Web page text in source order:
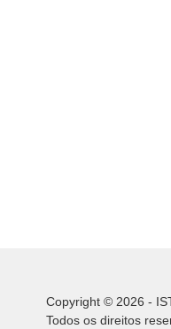
Copyright © 2026 -
Todos os direitos